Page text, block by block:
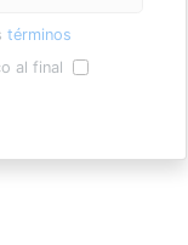
términos
al final